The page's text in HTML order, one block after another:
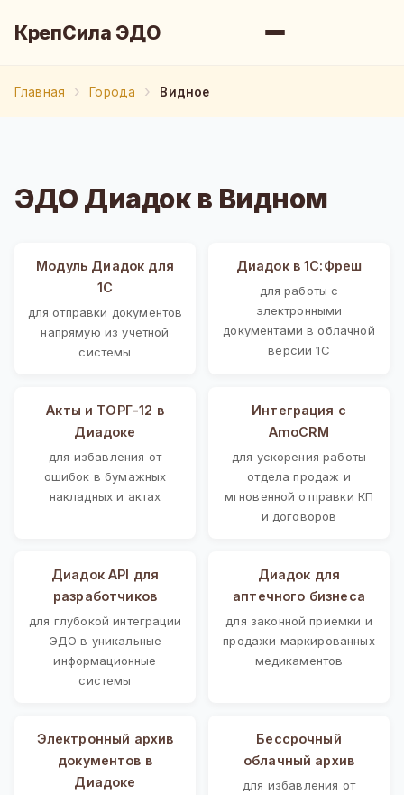
КрепСила ЭДО
Главная Города Видное
ЭДО Диадок в Видном
Модуль Диадок для
1С
для отправки документов
напрямую из учетной
системы
Диадок в 1С:Фреш
для работы с
электронными
документами в облачной
версии 1С
Акты и ТОРГ-12 в
Диадоке
для избавления от
ошибок в бумажных
накладных и актах
Интеграция с
AmoCRM
для ускорения работы
отдела продаж и
мгновенной отправки КП
и договоров
Диадок API для
разработчиков
для глубокой интеграции
ЭДО в уникальные
информационные
системы
Диадок для
аптечного бизнеса
для законной приемки и
продажи маркированных
медикаментов
Электронный архив
документов в
Диадоке
Бессрочный
облачный архив
для избавления от